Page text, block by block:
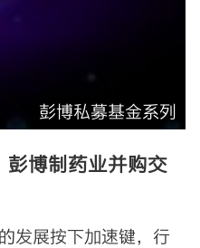
彭博私募基金系列
彭博制药业并购交
发展按下加速键，行